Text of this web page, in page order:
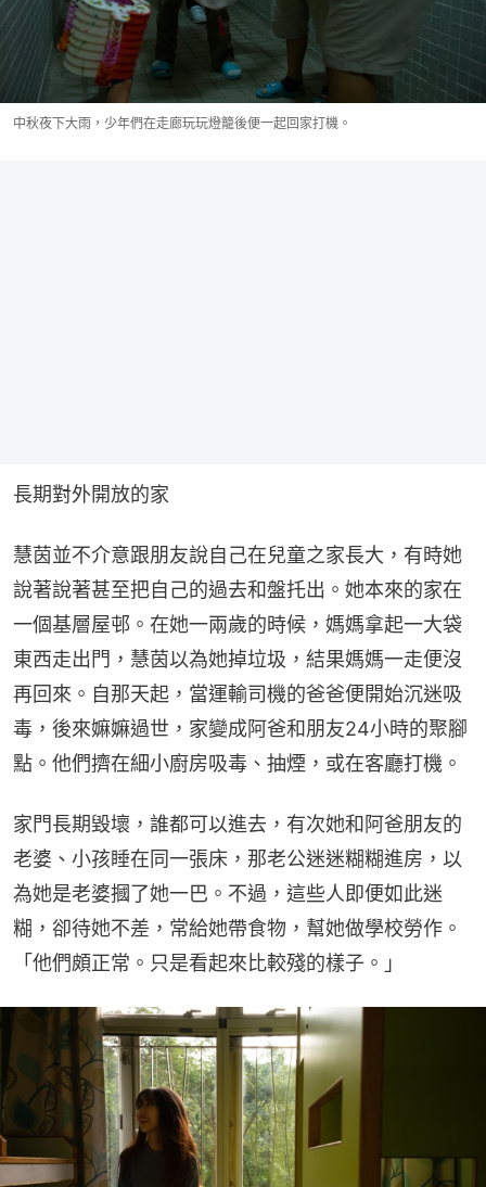
中秋夜下大雨，少年們在走廊玩玩燈籠後便一起回家打機。
長期對外開放的家
慧茵並不介意跟朋友說自己在兒童之家長大，有時她
說著說著甚至把自己的過去和盤托出。她本來的家在
一個基層屋邨。在她一兩歲的時候，媽媽拿起一大袋
東西走出門，慧茵以為她掉垃圾，結果媽媽一走便沒
再回來。自那天起，當運輸司機的爸爸便開始沉迷吸
毒，後來嫲嫲過世，家變成阿爸和朋友24小時的聚腳
點。他們擠在細小廚房吸毒、抽煙，或在客廳打機。
家門長期毀壞，誰都可以進去，有次她和阿爸朋友的
老婆、小孩睡在同一張床，那老公迷迷糊糊進房，以
為她是老婆摑了她一巴。不過，這些人即便如此迷
糊，卻待她不差，常給她帶食物，幫她做學校勞作。
「他們頗正常。只是看起來比較殘的樣子。」